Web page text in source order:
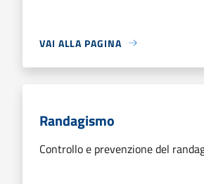
VAI ALLA PAGINA
Randagismo
Controllo e prevenzione del